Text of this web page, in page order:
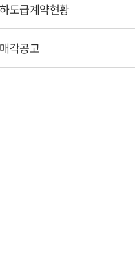
하도급계약현황
매각공고